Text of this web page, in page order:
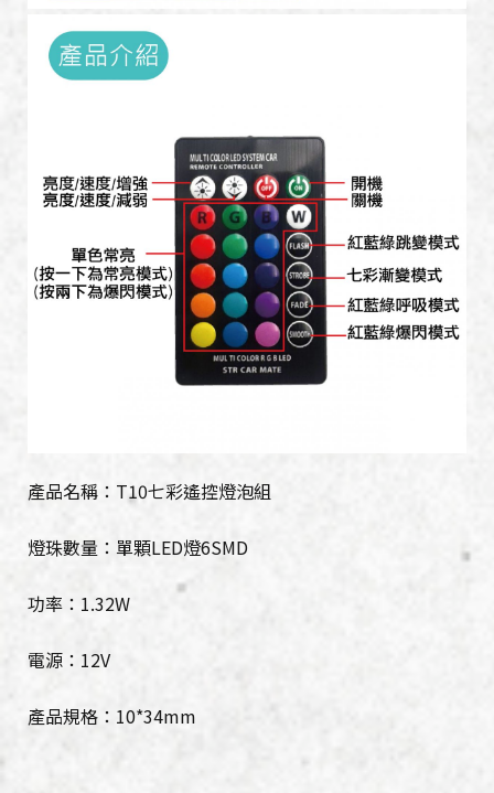
產品名稱：T10七彩遙控燈泡組
燈珠數量：單顆LED燈6SMD
功率：1.32W
電源：12V
產品規格：10*34mm